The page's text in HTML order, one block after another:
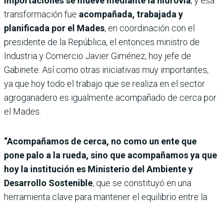
transformación fue acompañada, trabajada y
planificada por el Mades, en coordinación con el
presidente de la República, el entonces ministro de
Industria y Comercio Javier Giménez, hoy jefe de
Gabinete. Así como otras iniciativas muy importantes,
ya que hoy todo el trabajo que se realiza en el sector
agroganadero es igualmente acompañado de cerca por
el Mades.
“Acompañamos de cerca, no como un ente que
pone palo a la rueda, sino que acompañamos ya que
hoy la institución es Ministerio del Ambiente y
Desarrollo Sostenible, que se constituyó en una
herramienta clave para mantener el equilibrio entre la